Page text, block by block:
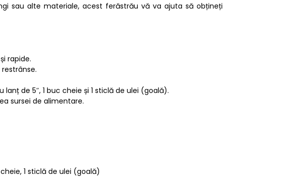
sau alte materiale, acest ferăstrău vă va ajuta să obțineți
rapide.
de 5″, 1 buc cheie și 1 sticlă de ulei (goală).
sursei de alimentare.
1 sticlă de ulei (goală)